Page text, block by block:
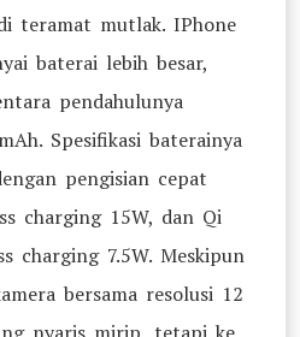
teramat mutlak. IPhone
baterai lebih besar,
pendahulunya
Spesifikasi baterainya
pengisian cepat
charging 15W, dan Qi
charging 7.5W. Meskipun
bersama resolusi 12